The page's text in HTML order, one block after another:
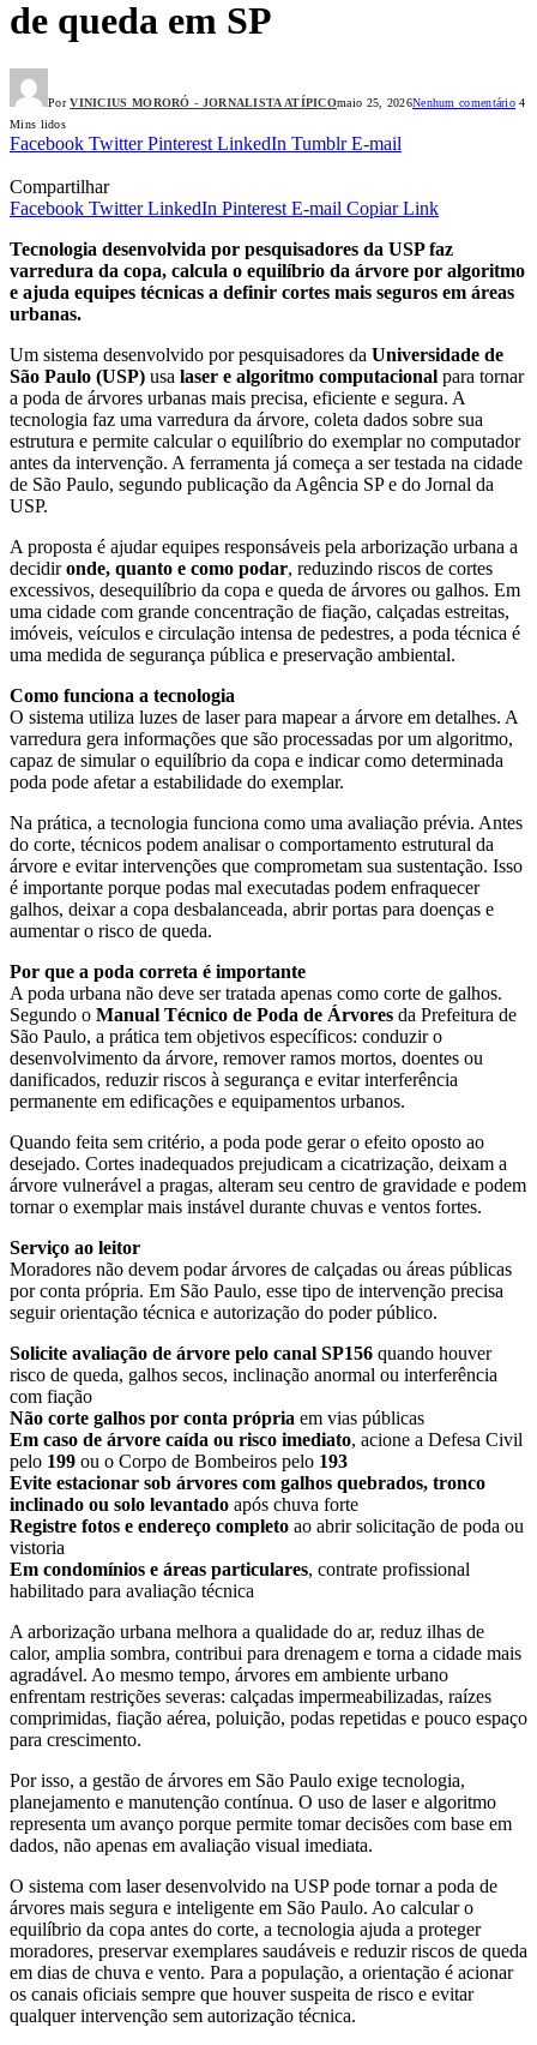
de queda em SP
Por VINICIUS MORORÓ - JORNALISTA ATÍPICOmaio 25, 2026Nenhum comentário 4
Mins lidos
Facebook Twitter Pinterest LinkedIn Tumblr E-mail
Compartilhar
Facebook Twitter LinkedIn Pinterest E-mail Copiar Link
Tecnologia desenvolvida por pesquisadores da USP faz
varredura da copa, calcula o equilíbrio da árvore por algoritmo
e ajuda equipes técnicas a definir cortes mais seguros em áreas
urbanas.
Um sistema desenvolvido por pesquisadores da Universidade de
São Paulo (USP) usa laser e algoritmo computacional para tornar
a poda de árvores urbanas mais precisa, eficiente e segura. A
tecnologia faz uma varredura da árvore, coleta dados sobre sua
estrutura e permite calcular o equilíbrio do exemplar no computador
antes da intervenção. A ferramenta já começa a ser testada na cidade
de São Paulo, segundo publicação da Agência SP e do Jornal da
USP.
A proposta é ajudar equipes responsáveis pela arborização urbana a
decidironde, quanto e como podar, reduzindo riscos de cortes
excessivos, desequilíbrio da copa e queda de árvores ou galhos. Em
uma cidade com grande concentração de fiação, calçadas estreitas,
imóveis, veículos e circulação intensa de pedestres, a poda técnica é
uma medida de segurança pública e preservação ambiental.
Como funciona a tecnologia
O sistema utiliza luzes de laser para mapear a árvore em detalhes. A
varredura gera informações que são processadas por um algoritmo,
capaz de simular o equilíbrio da copa e indicar como determinada
poda pode afetar a estabilidade do exemplar.
Na prática, a tecnologia funciona como uma avaliação prévia. Antes
do corte, técnicos podem analisar o comportamento estrutural da
árvore e evitar intervenções que comprometam sua sustentação. Isso
é importante porque podas mal executadas podem enfraquecer
galhos, deixar a copa desbalanceada, abrir portas para doenças e
aumentar o risco de queda.
Por que a poda correta é importante
A poda urbana não deve ser tratada apenas como corte de galhos.
Segundo o Manual Técnico de Poda de Árvores da Prefeitura de
São Paulo, a prática tem objetivos específicos: conduzir o
desenvolvimento da árvore, remover ramos mortos, doentes ou
danificados, reduzir riscos à segurança e evitar interferência
permanente em edificações e equipamentos urbanos.
Quando feita sem critério, a poda pode gerar o efeito oposto ao
desejado. Cortes inadequados prejudicam a cicatrização, deixam a
árvore vulnerável a pragas, alteram seu centro de gravidade e podem
tornar o exemplar mais instável durante chuvas e ventos fortes.
Serviço ao leitor
Moradores não devem podar árvores de calçadas ou áreas públicas
por conta própria. Em São Paulo, esse tipo de intervenção precisa
seguir orientação técnica e autorização do poder público.
Solicite avaliação de árvore pelo canal SP156 quando houver
risco de queda, galhos secos, inclinação anormal ou interferência
com fiação
Não corte galhos por conta própria em vias públicas
Em caso de árvore caída ou risco imediato, acione a Defesa Civil
pelo 199 ou o Corpo de Bombeiros pelo 193
Evite estacionar sob árvores com galhos quebrados, tronco
inclinado ou solo levantado após chuva forte
Registre fotos e endereço completo ao abrir solicitação de poda ou
vistoria
Em condomínios e áreas particulares, contrate profissional
habilitado para avaliação técnica
A arborização urbana melhora a qualidade do ar, reduz ilhas de
calor, amplia sombra, contribui para drenagem e torna a cidade mais
agradável. Ao mesmo tempo, árvores em ambiente urbano
enfrentam restrições severas: calçadas impermeabilizadas, raízes
comprimidas, fiação aérea, poluição, podas repetidas e pouco espaço
para crescimento.
Por isso, a gestão de árvores em São Paulo exige tecnologia,
planejamento e manutenção contínua. O uso de laser e algoritmo
representa um avanço porque permite tomar decisões com base em
dados, não apenas em avaliação visual imediata.
O sistema com laser desenvolvido na USP pode tornar a poda de
árvores mais segura e inteligente em São Paulo. Ao calcular o
equilíbrio da copa antes do corte, a tecnologia ajuda a proteger
moradores, preservar exemplares saudáveis e reduzir riscos de queda
em dias de chuva e vento. Para a população, a orientação é acionar
os canais oficiais sempre que houver suspeita de risco e evitar
qualquer intervenção sem autorização técnica.